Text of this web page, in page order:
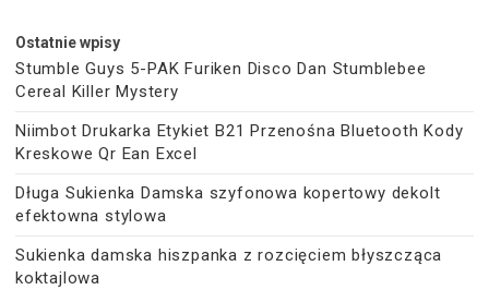
Ostatnie wpisy
Stumble Guys 5-PAK Furiken Disco Dan Stumblebee
Cereal Killer Mystery
Niimbot Drukarka Etykiet B21 Przenośna Bluetooth Kody
Kreskowe Qr Ean Excel
Długa Sukienka Damska szyfonowa kopertowy dekolt
efektowna stylowa
Sukienka damska hiszpanka z rozcięciem błyszcząca
koktajlowa